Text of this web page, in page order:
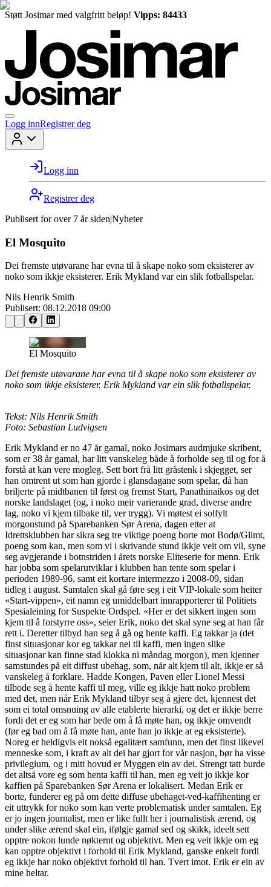
Støtt Josimar med valgfritt beløp! Vipps: 84433
Logg innRegistrer deg
Logg inn
Registrer deg
Publisert for over 7 år siden|Nyheter
El Mosquito
Dei fremste utøvarane har evna til å skape noko som eksisterer av
noko som ikkje eksisterer. Erik Mykland var ein slik fotballspelar.
Nils Henrik Smith
Publisert: 08.12.2018 09:00
El Mosquito
Dei fremste utøvarane har evna til å skape noko som eksisterer av
noko som ikkje eksisterer. Erik Mykland var ein slik fotballspelar.
Tekst: Nils Henrik Smith
Foto: Sebastian Ludvigsen
Erik Mykland er no 47 år gamal, noko Josimars audmjuke skribent,
som er 38 år gamal, har litt vanskeleg både å forholde seg til og for å
forstå at kan vere mogleg. Sett bort frå litt gråstenk i skjegget, ser
han omtrent ut som han gjorde i glansdagane som spelar, då han
briljerte på midtbanen til først og fremst Start, Panathinaikos og det
norske landslaget (og, i noko meir varierande grad, diverse andre
lag, noko vi kjem tilbake til, ver trygg). Vi møtest ei solfylt
morgonstund på Sparebanken Sør Arena, dagen etter at
Idrettsklubben har sikra seg tre viktige poeng borte mot Bodø/Glimt,
poeng som kan, men som vi i skrivande stund ikkje veit om vil, syne
seg avgjerande i botnstriden i årets norske Eliteserie for menn. Erik
har jobba som spelarutviklar i klubben han tente som spelar i
perioden 1989-96, samt eit kortare intermezzo i 2008-09, sidan
tidleg i august. Samtalen skal gå føre seg i eit VIP-lokale som heiter
«Start-vippen», eit namn eg umiddelbart innrapporterer til Politiets
Spesialeining for Suspekte Ordspel. «Her er det sikkert ingen som
kjem til å forstyrre oss», seier Erik, noko det skal syne seg at han får
rett i. Deretter tilbyd han seg å gå og hente kaffi. Eg takkar ja (det
finst situasjonar kor eg takkar nei til kaffi, men ingen slike
situasjonar kan finne stad klokka ni måndag morgon), men kjenner
samstundes på eit diffust ubehag, som, når alt kjem til alt, ikkje er så
vanskeleg å forklare. Hadde Kongen, Paven eller Lionel Messi
tilbode seg å hente kaffi til meg, ville eg ikkje hatt noko problem
med det, men når Erik Mykland tilbyr seg å gjere det, kjennest det
som ei total omsnuing av alle etablerte hierarki, og det er ikkje berre
fordi det er eg som har bede om å få møte han, og ikkje omvendt
(før eg bad om å få møte han, ante han jo ikkje at eg eksisterte).
Noreg er heldigvis eit nokså egalitært samfunn, men det finst likevel
menneske som, i kraft av alt dei har gjort for vår nasjon, bør ha visse
privilegium, og i mitt hovud er Myggen ein av dei. Strengt tatt burde
det altså vore eg som henta kaffi til han, men eg veit jo ikkje kor
kaffien på Sparebanken Sør Arena er lokalisert. Medan Erik er
borte, funderer eg på om dette diffuse ubehaget-ved-kaffihenting er
eit uttrykk for noko som kan verte problematisk under samtalen. Eg
er jo ingen journalist, men er like fullt her i journalistisk ærend, og
under slike ærend skal ein, ifølgje gamal sed og skikk, ideelt sett
opptre nokon lunde nøkternt og objektivt. Men eg veit ikkje om eg
kan opptre objektivt i forhold til Erik Mykland, ganske enkelt fordi
eg ikkje har noko objektivt forhold til han. Tvert imot. Erik er ein av
mine heltar.